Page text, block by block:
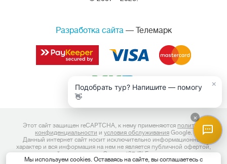
Разработка сайта— Телемарк
Мы используем cookies. Оставаясь на сайте, вы соглашаетесь с
Этот сайт защищен reCAPTCHA, к нему применяются политика
конфиденциальности и условия обслуживания Google.
Данный интернет сайт носит исключительно информационный
характер и вся информация на нем не является публичной офертой,
определяемой положениями Статьи 437 (2) Гражданского кодекса
Российской Федерации. Для получения подробной информации о
×
Подобрать тур? Напишите — помогу
👋
×